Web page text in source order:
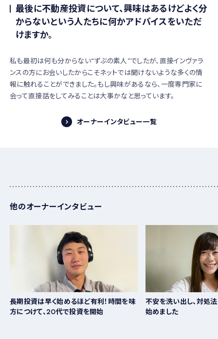
最後に不動産投資について、興味はあるけどよく分
からないという人たちに何かアドバイスをいただ
けますか。
私も最初は何も分からない“ずぶの素人”でしたが、直接インヴァラ
ンスの方にお会いしたからこそネットでは聞けないような多くの情
報に触れることができました。もし興味があるなら、一度専門家に
会って直接話をしてみることは大事かなと思っています。
オーナーインタビュー一覧
他のオーナーインタビュー
長期投資は早く始めるほど有利！時間を味
方につけて、20代で投資を開始
不安を洗い出し、対処
始めました